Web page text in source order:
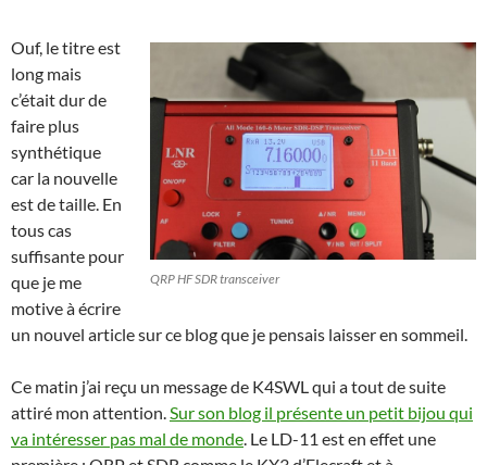
QRP HF SDR transceiver
Ouf, le titre est
long mais
c’était dur de
faire plus
synthétique
car la nouvelle
est de taille. En
tous cas
suffisante pour
que je me
motive à écrire
un nouvel article sur ce blog que je pensais laisser en sommeil.
Ce matin j’ai reçu un message de K4SWL qui a tout de suite
attiré mon attention.Sur son blog il présente un petit bijou qui
va intéresser pas mal de monde. Le LD-11 est en effet une